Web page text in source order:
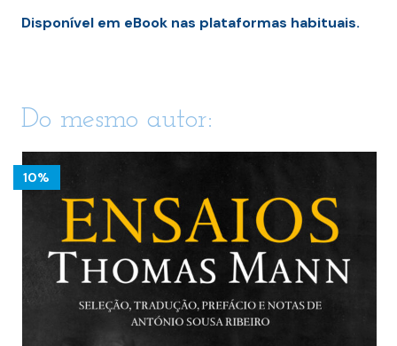
Disponível em eBook nas plataformas habituais.
Do mesmo autor:
10%